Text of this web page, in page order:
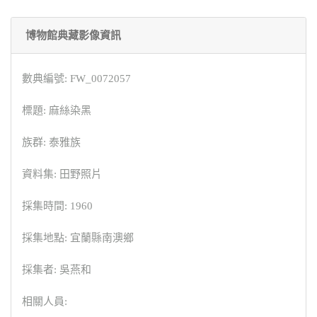
博物館典藏影像資訊
數典編號: FW_0072057
標題: 麻絲染黑
族群: 泰雅族
資料集: 田野照片
採集時間: 1960
採集地點: 宜蘭縣南澳鄉
採集者: 吳燕和
相關人員: